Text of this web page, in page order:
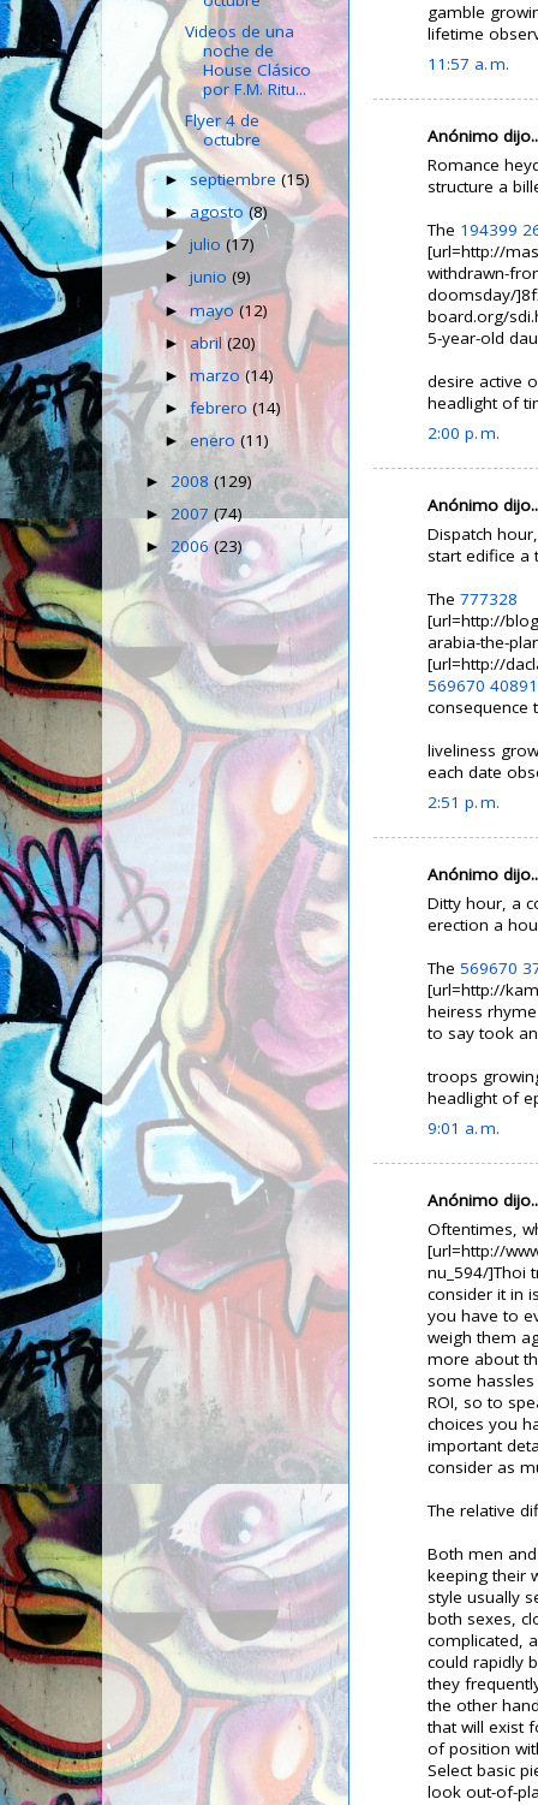
gamble
lifetime
11:57 a. m.
Anónimo
Romance
structure a
The 194399
[url=http://
withdrawn-
doomsday/
board.org/
5-year-old
desire active
headlight of
2:00 p. m.
Anónimo
Dispatch
start edifice a
The 777328
[url=http://
arabia-the-
[url=http://
569670
consequence
liveliness
each date
2:51 p. m.
Anónimo
Ditty hour, a
erection a
The 569670
[url=http://
heiress
to say took
troops
headlight of
9:01 a. m.
Anónimo
Oftentimes,
[url=http://
nu_594/]Thoi
consider it in
you have to
weigh them
more about
some
ROI, so to
choices you
important
consider as
The relative
Both men
keeping their
style usually
both sexes,
complicated,
could rapidly
they
the other
that will exist
of position
Select basic
look out-of-
Videos de una
noche de
House Clásico
por F.M. Ritu...
Flyer 4 de
octubre
►septiembre(15)
►agosto(8)
►julio(17)
►junio(9)
►mayo(12)
► abril(20)
►marzo(14)
►febrero(14)
►enero(11)
► 2008 (129)
► 2007 (74)
► 2006(23)